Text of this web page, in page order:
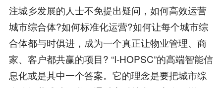
注城乡发展的人士不免提出疑问，如何高效运营
城市综合体?如何标准化运营?如何让每个城市综
合体都与时俱进，成为一个真正让物业管理、商
家、客户都共赢的项目? “I-HOPSC”的高端智能信
息化或是其中一个答案。它的理念是要把城市综